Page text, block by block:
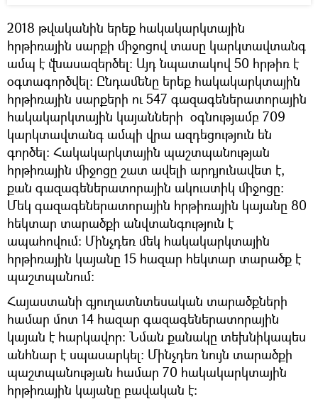
2018 թվականին երեք հակակարկտային
հրթիռային սարքի միջոցով տասը կարկտավտանգ
ամպ է վնասազերծել։ Այդ նպատակով 50 հրթիռ է
օգտագործվել։ Ընդամենը երեք հակակարկտային
հրթիռային սարքերի ու 547 գազագեներատորային
հակակարկտային կայանների օգնությամբ 709
կարկտավտանգ ամպի վրա ազդեցություն են
գործել։ Հակակարկտային պաշտպանության
հրթիռային միջոցը շատ ավելի արդյունավետ է,
քան գազագեներատորային ակուստիկ միջոցը։
Մեկ գազագեներատորային հրթիռային կայանը 80
հեկտար տարածքի անվտանգություն է
ապահովում։ Մինչդեռ մեկ հակակարկտային
հրթիռային կայանը 15 հազար հեկտար տարածք է
պաշտպանում։
Հայաստանի գյուղատնտեսական տարածքների
համար մոտ 14 հազար գազագեներատորային
կայան է հարկավոր։ Նման քանակը տեխնիկապես
անհնար է սպասարկել։ Մինչդեռ նույն տարածքի
պաշտպանության համար 70 հակակարկտային
հրթիռային կայանը բավական է։